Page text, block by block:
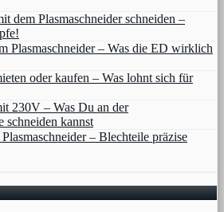
dem Plasmaschneider schneiden –
Plasmaschneider – Was die ED wirklich
oder kaufen – Was lohnt sich für
230V – Was Du an der
schneiden kannst
– Blechteile präzise